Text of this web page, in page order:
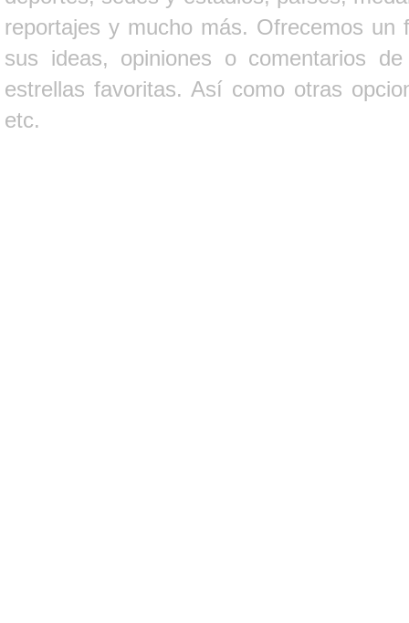
reportajes y mucho más. Ofrecemos un
sus ideas, opiniones o comentarios
estrellas favoritas. Así como otras
etc.